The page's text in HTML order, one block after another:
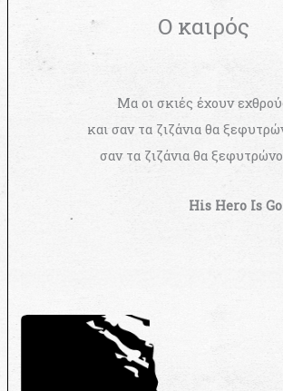
Ο καιρός
Μα οι σκιές έχουν
και σαν τα ζιζάνια θα
σαν τα ζιζάνια θα
His Hero Is